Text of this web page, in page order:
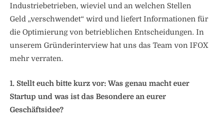
Industriebetrieben, wieviel und an welchen Stellen
Geld „verschwendet“ wird und liefert Informationen für
die Optimierung von betrieblichen Entscheidungen. In
unserem Gründerinterview hat uns das Team von IFOX
mehr verraten.
1. Stellt euch bitte kurz vor: Was genau macht euer
Startup und was ist das Besondere an eurer
Geschäftsidee?